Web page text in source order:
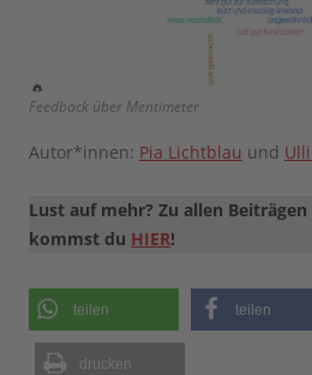
Feedback über Mentimeter
Autor*innen: Pia Lichtblau und
Lust auf mehr? Zu allen
kommst du HIER!
teilen teilen
drucken